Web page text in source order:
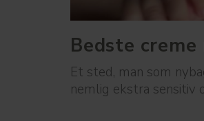
Bedste
Et sted, man som
nemlig ekstra sensitiv